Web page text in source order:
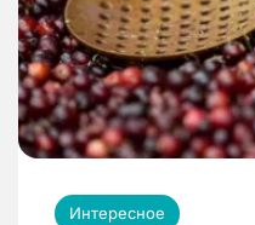
Интересное